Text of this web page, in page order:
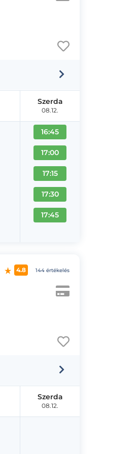
Szerda
08.12.
16:45
17:00
17:15
17:30
17:45
4.8 144 értékelés
Szerda
08.12.